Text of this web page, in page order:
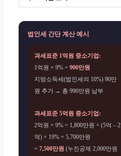
법인세 간단 계산 예시
과세표준 1억원 중소기업:
1억원 × 9% = 900만원
지방소득세(법인세의 10%) 90만
원 추가 → 총 990만원 납부
과세표준 5억원 중소기업:
2억원 × 9% = 1,800만원 + (5억 – 2
억) × 19% = 5,700만원
= 7,500만원 (누진공제 2,000만원